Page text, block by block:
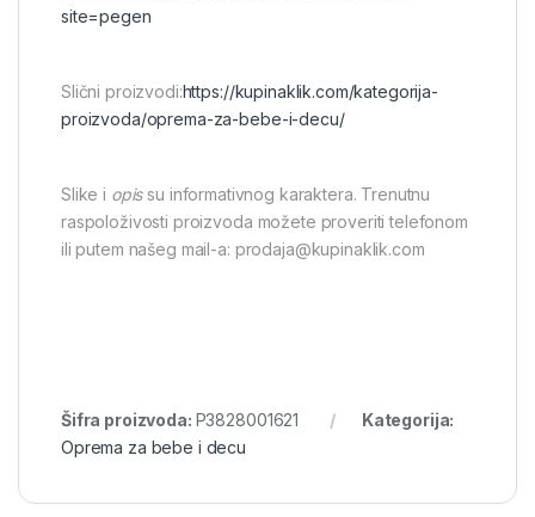
site=pegen
Slični proizvodi:https://kupinaklik.com/kategorija-
proizvoda/oprema-za-bebe-i-decu/
Slike i opissu informativnog karaktera. Trenutnu
raspoloživosti proizvoda možete proveriti telefonom
ili putem našeg mail-a: prodaja@kupinaklik.com
Šifra proizvoda: P3828001621
Kategorija:
Oprema za bebe i decu